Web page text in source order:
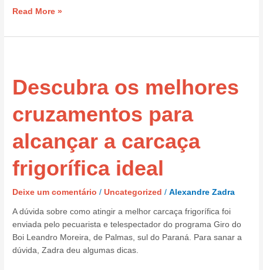
Read More »
Descubra os melhores
cruzamentos para
alcançar a carcaça
frigorífica ideal
Deixe um comentário /Uncategorized /Alexandre Zadra
A dúvida sobre como atingir a melhor carcaça frigorífica foi
enviada pelo pecuarista e telespectador do programa Giro do
Boi Leandro Moreira, de Palmas, sul do Paraná. Para sanar a
dúvida, Zadra deu algumas dicas.
melhores
cruzamentos
alcançar
carcaça
ideal